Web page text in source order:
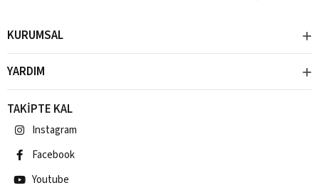
KURUMSAL
YARDIM
TAKİPTE KAL
Instagram
Facebook
Youtube